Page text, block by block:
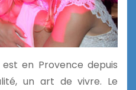
en Provence depuis
un art de vivre. Le